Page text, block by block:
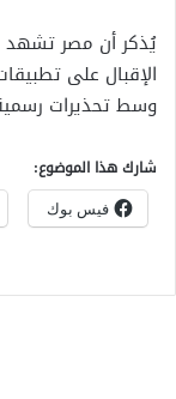
يُذكر أن مصر تشهد
الإقبال على
وسط تحذيرات
شارك هذا الموضوع:
فيس بوك